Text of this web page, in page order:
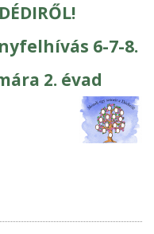
6-7-8.
2. évad